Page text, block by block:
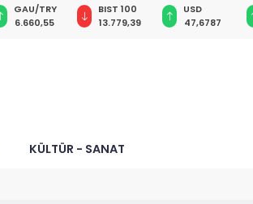
BIST 100
13.779,39
USD
47,6787
EUR
55,1254
KÜLTÜR - SANAT